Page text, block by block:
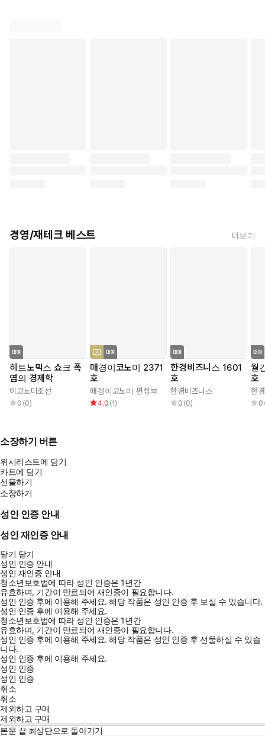
경영/재테크 베스트 더보기
히트노믹스 쇼크 폭
염의 경제학
이코노미조선
0 (0)
매경이코노미 2371
호
매경이코노미 편집부
4.0 (1)
한경비즈니스 1601
호
한경비즈니스
0 (0)
월
호
한
0
소장하기 버튼
위시리스트에 담기
카트에 담기
선물하기
소장하기
성인 인증 안내
성인 재인증 안내
닫기 닫기
성인 인증 안내
성인 재인증 안내
청소년보호법에 따라 성인 인증은 1년간
유효하며, 기간이 만료되어 재인증이 필요합니다.
성인 인증 후에 이용해 주세요.해당 작품은 성인 인증 후 보실 수 있습니다.
성인 인증 후에 이용해 주세요.
청소년보호법에 따라 성인 인증은 1년간
유효하며, 기간이 만료되어 재인증이 필요합니다.
성인 인증 후에 이용해 주세요.해당 작품은 성인 인증 후 선물하실 수 있습
니다.
성인 인증 후에 이용해 주세요.
성인 인증
성인 인증
취소
취소
제외하고 구매
제외하고 구매
본문 끝 최상단으로 돌아가기